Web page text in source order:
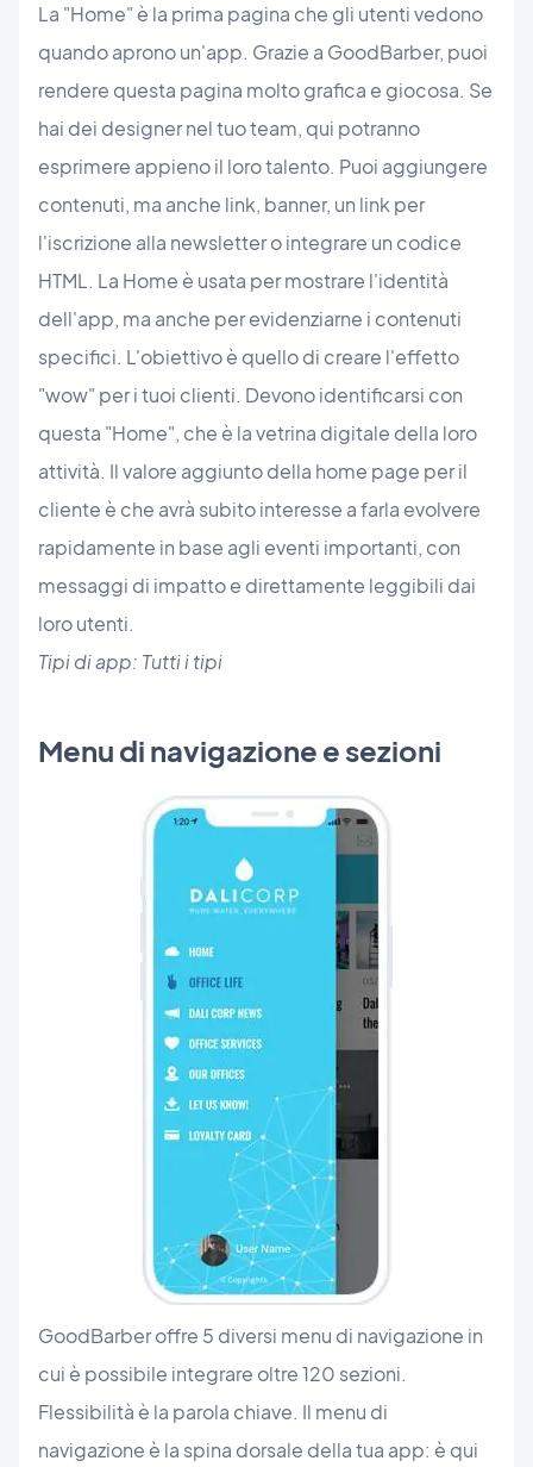
La "Home" è la prima pagina che gli utenti vedono
quando aprono un'app. Grazie a GoodBarber, puoi
rendere questa pagina molto grafica e giocosa. Se
hai dei designer nel tuo team, qui potranno
esprimere appieno il loro talento. Puoi aggiungere
contenuti, ma anche link, banner, un link per
l'iscrizione alla newsletter o integrare un codice
HTML. La Home è usata per mostrare l'identità
dell'app, ma anche per evidenziarne i contenuti
specifici. L'obiettivo è quello di creare l'effetto
"wow" per i tuoi clienti. Devono identificarsi con
questa "Home", che è la vetrina digitale della loro
attività. Il valore aggiunto della home page per il
cliente è che avrà subito interesse a farla evolvere
rapidamente in base agli eventi importanti, con
messaggi di impatto e direttamente leggibili dai
loro utenti.
Tipi di app: Tutti i tipi
Menu di navigazione e sezioni
GoodBarber offre 5 diversi menu di navigazione in
cui è possibile integrare oltre 120 sezioni.
Flessibilità è la parola chiave. Il menu di
navigazione è la spina dorsale della tua app: è qui